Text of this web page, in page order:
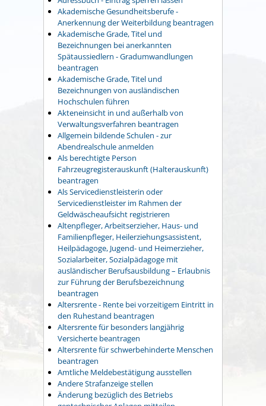
Akademische Gesundheitsberufe -
Anerkennung der Weiterbildung beantragen
Akademische Grade, Titel und
Bezeichnungen bei anerkannten
Spätaussiedlern - Gradumwandlungen
beantragen
Akademische Grade, Titel und
Bezeichnungen von ausländischen
Hochschulen führen
Akteneinsicht in und außerhalb von
Verwaltungsverfahren beantragen
Allgemein bildende Schulen - zur
Abendrealschule anmelden
Als berechtigte Person
Fahrzeugregisterauskunft (Halterauskunft)
beantragen
Als Servicedienstleisterin oder
Servicedienstleister im Rahmen der
Geldwäscheaufsicht registrieren
Altenpfleger, Arbeitserzieher, Haus- und
Familienpfleger, Heilerziehungsassistent,
Heilpädagoge, Jugend- und Heimerzieher,
Sozialarbeiter, Sozialpädagoge mit
ausländischer Berufsausbildung – Erlaubnis
zur Führung der Berufsbezeichnung
beantragen
Altersrente - Rente bei vorzeitigem Eintritt in
den Ruhestand beantragen
Altersrente für besonders langjährig
Versicherte beantragen
Altersrente für schwerbehinderte Menschen
beantragen
Amtliche Meldebestätigung ausstellen
Andere Strafanzeige stellen
Änderung bezüglich des Betriebs